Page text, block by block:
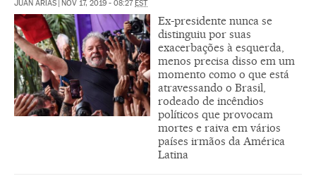
JUAN ARIAS NOV 17, 2019 - 08:27 EST
Ex-presidente nunca se
distinguiu por suas
exacerbações à esquerda,
menos precisa disso em um
momento como o que está
atravessando o Brasil,
rodeado de incêndios
políticos que provocam
mortes e raiva em vários
países irmãos da América
Latina